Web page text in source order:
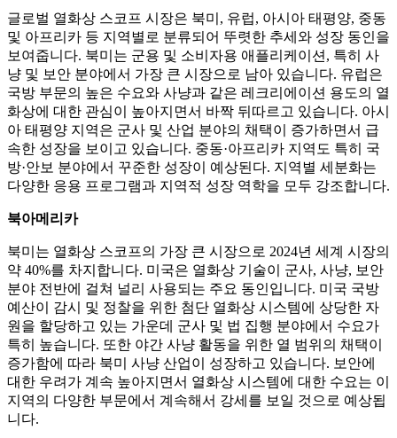
글로벌 열화상 스코프 시장은 북미, 유럽, 아시아 태평양, 중동
및 아프리카 등 지역별로 분류되어 뚜렷한 추세와 성장 동인을
보여줍니다. 북미는 군용 및 소비자용 애플리케이션, 특히 사
냥 및 보안 분야에서 가장 큰 시장으로 남아 있습니다. 유럽은
국방 부문의 높은 수요와 사냥과 같은 레크리에이션 용도의 열
화상에 대한 관심이 높아지면서 바짝 뒤따르고 있습니다. 아시
아 태평양 지역은 군사 및 산업 분야의 채택이 증가하면서 급
속한 성장을 보이고 있습니다. 중동·아프리카 지역도 특히 국
방·안보 분야에서 꾸준한 성장이 예상된다. 지역별 세분화는
다양한 응용 프로그램과 지역적 성장 역학을 모두 강조합니다.
북아메리카
북미는 열화상 스코프의 가장 큰 시장으로 2024년 세계 시장의
약 40%를 차지합니다. 미국은 열화상 기술이 군사, 사냥, 보안
분야 전반에 걸쳐 널리 사용되는 주요 동인입니다. 미국 국방
예산이 감시 및 정찰을 위한 첨단 열화상 시스템에 상당한 자
원을 할당하고 있는 가운데 군사 및 법 집행 분야에서 수요가
특히 높습니다. 또한 야간 사냥 활동을 위한 열 범위의 채택이
증가함에 따라 북미 사냥 산업이 성장하고 있습니다. 보안에
대한 우려가 계속 높아지면서 열화상 시스템에 대한 수요는 이
지역의 다양한 부문에서 계속해서 강세를 보일 것으로 예상됩
니다.